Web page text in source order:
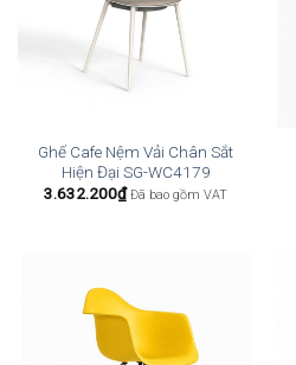
Ghế Cafe Nệm Vải Chân Sắt
Hiện Đại SG-WC4179
3.632.200₫ Đã bao gồm VAT